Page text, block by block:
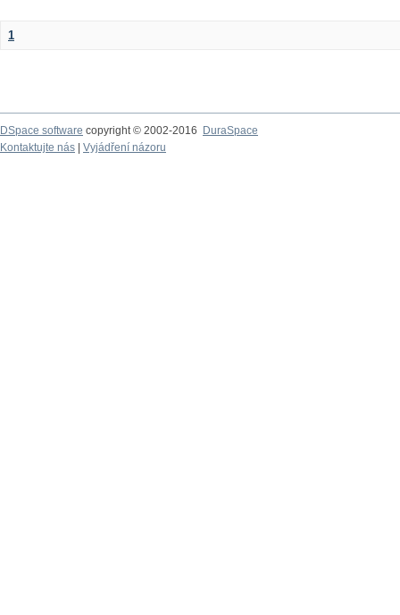
1
DSpace software copyright © 2002-2016
DuraSpace
Kontaktujte nás
Vyjádření názoru